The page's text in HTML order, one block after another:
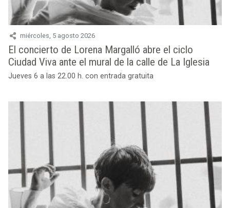
miércoles, 5 agosto 2026
El concierto de Lorena Margalló abre el ciclo
Ciudad Viva ante el mural de la calle de La Iglesia
Jueves 6 a las 22.00 h. con entrada gratuita